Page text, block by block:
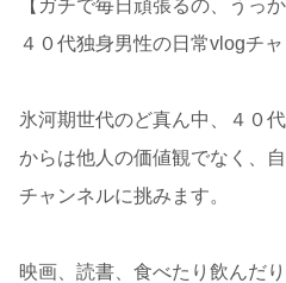
【ガチで毎日頑張るの、うっ
４０代独身男性の日常vlogチャ
氷河期世代のど真ん中、４０
からは他人の価値観でなく、
チャンネルに挑みます。
映画、読書、食べたり飲んだ